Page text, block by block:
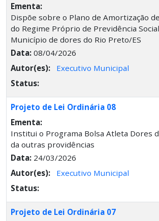
Ementa:
Dispõe sobre o Plano de Amortização
do Regime Próprio de Previdência
Município de dores do Rio Preto/ES
Data: 08/04/2026
Autor(es):
Executivo Municipal
Status:
Projeto de Lei Ordinária 08
Ementa:
Institui o Programa Bolsa Atleta Dores
da outras providências
Data: 24/03/2026
Autor(es):
Executivo Municipal
Status:
Projeto de Lei Ordinária 07